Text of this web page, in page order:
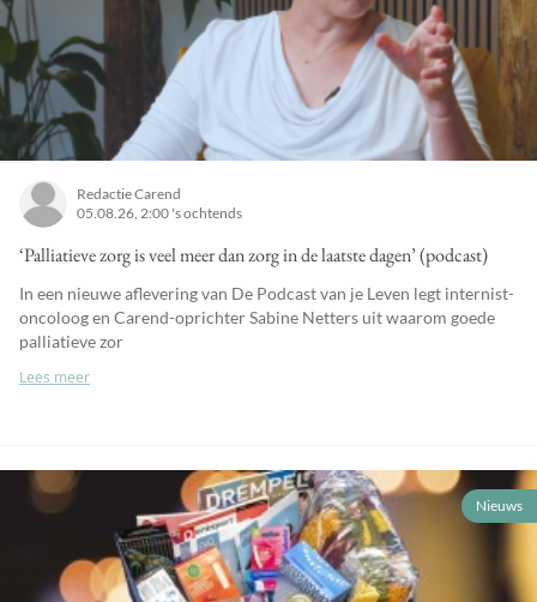
Redactie Carend
05.08.26, 2:00 's ochtends
‘Palliatieve zorg is veel meer dan zorg in de laatste dagen’ (podcast)
In een nieuwe aflevering van De Podcast van je Leven legt internist-
oncoloog en Carend-oprichter Sabine Netters uit waarom goede
palliatieve zor
Lees meer
Nieuws